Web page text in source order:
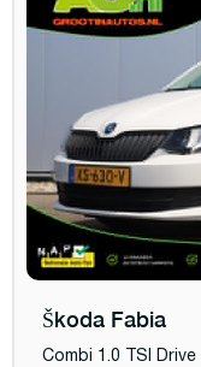
Škoda Fabia
Combi 1.0 TSI Drive